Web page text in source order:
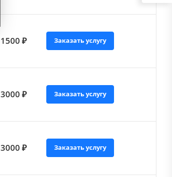
1500 ₽ Заказать услугу
3000 ₽ Заказать услугу
3000 ₽ Заказать услугу